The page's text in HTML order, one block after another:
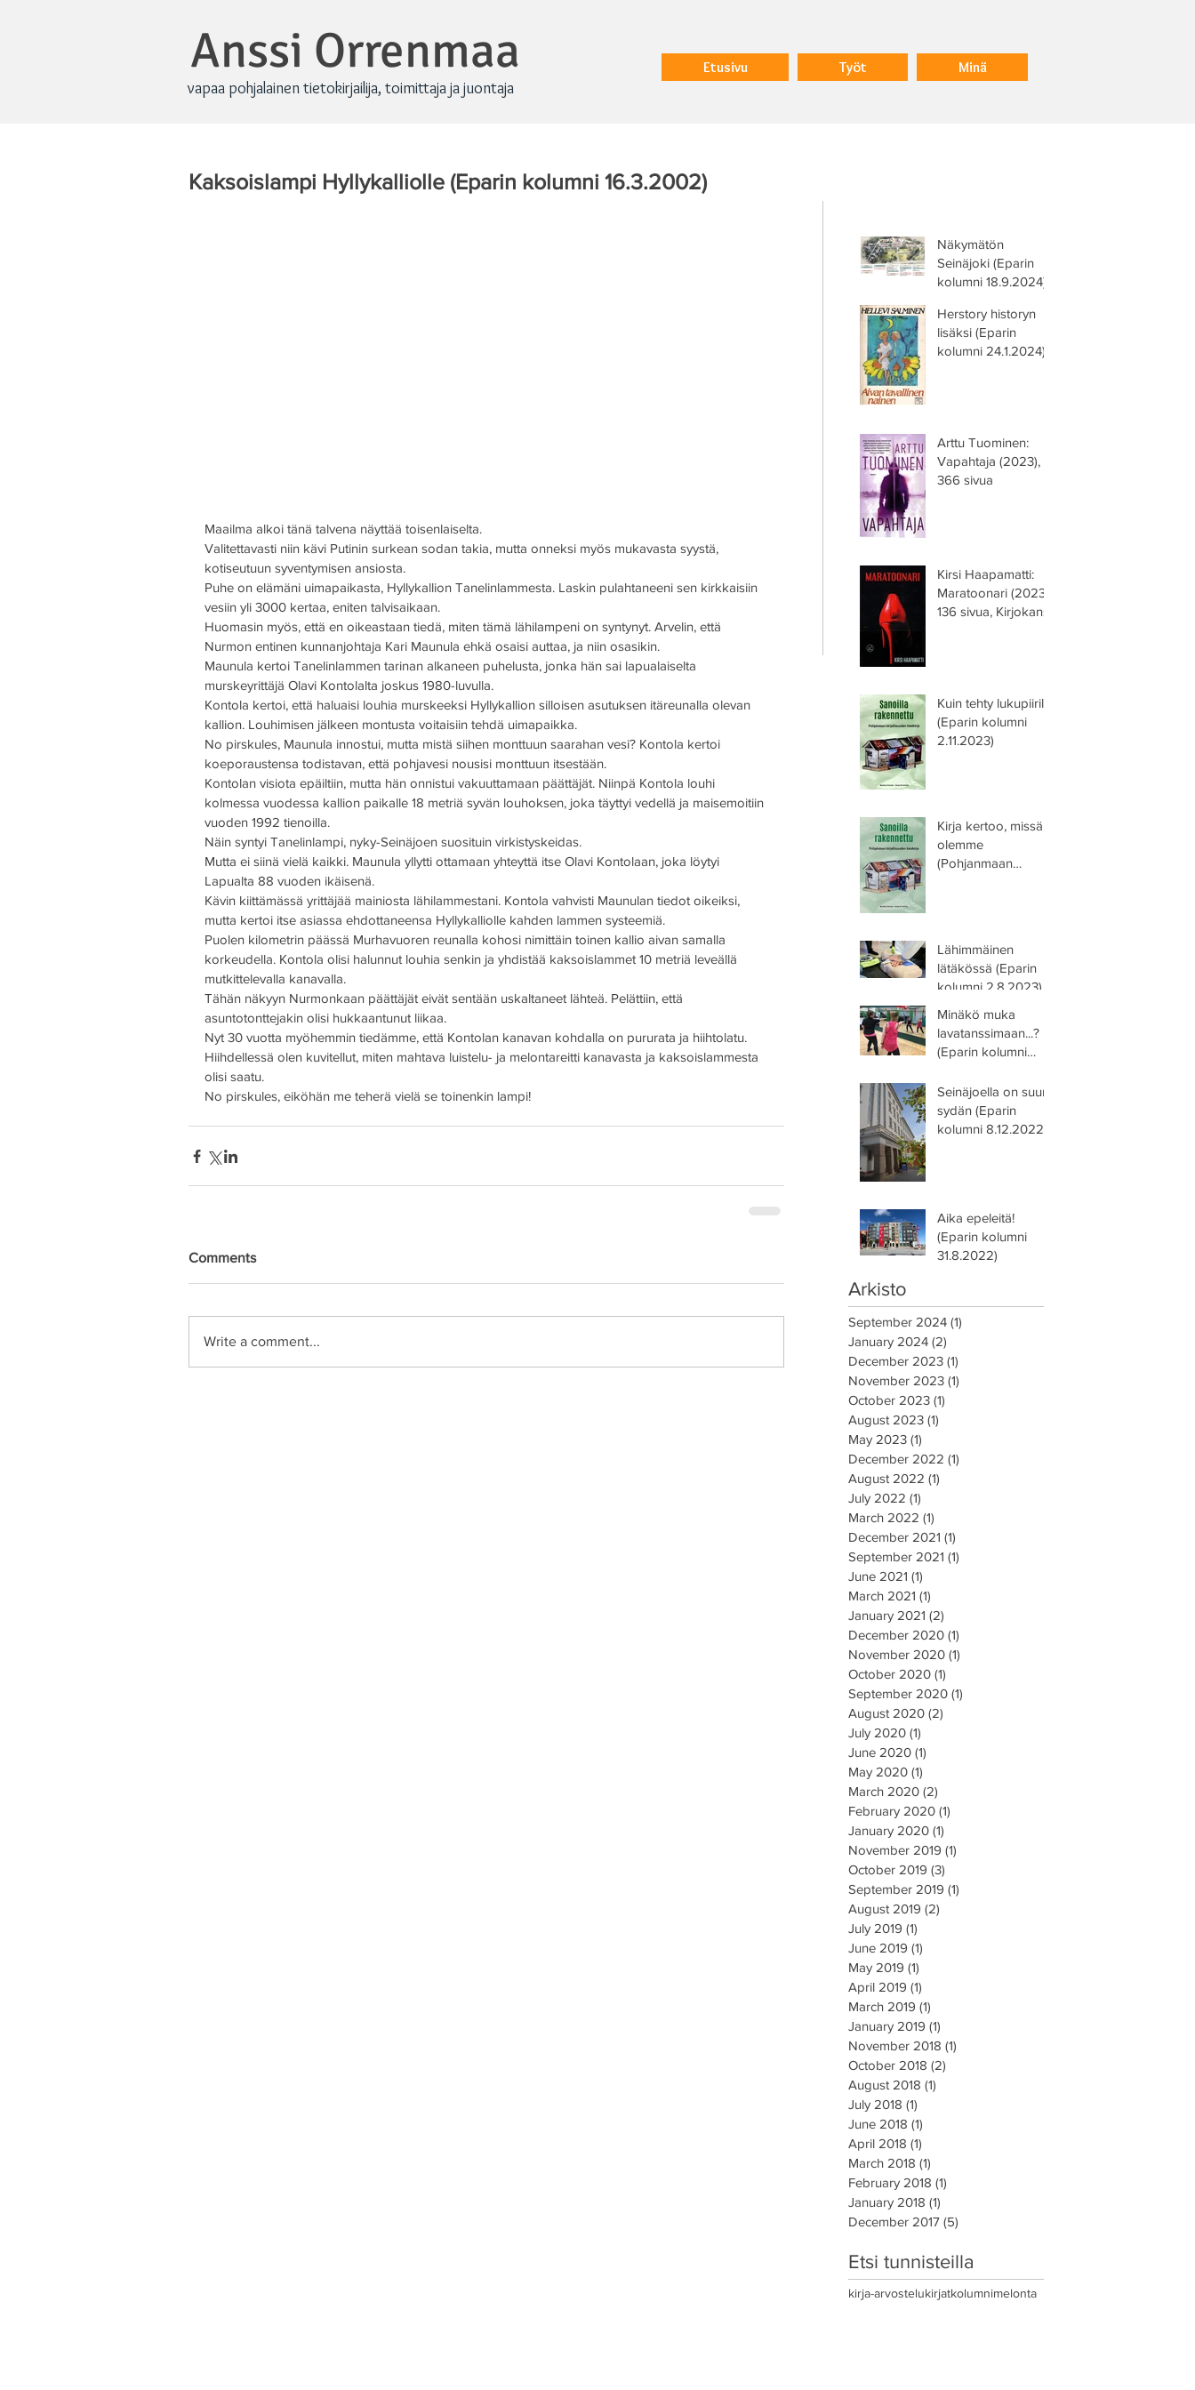
Anssi Orrenmaa
vapaa pohjalainen tietokirjailija, toimittaja ja juontaja
Etusivu Työt Minä
Näkymätön
Seinäjoki (Eparin
kolumni 18.9.2024)
Herstory historyn
lisäksi (Eparin
kolumni 24.1.2024)
Arttu Tuominen:
Vapahtaja (2023),
366 sivua
Kirsi Haapamatti:
Maratoonari (2023),
136 sivua, Kirjokansi
Kuin tehty lukupiirille
(Eparin kolumni
2.11.2023)
Kirja kertoo, missä
olemme
(Pohjanmaan
Lähimmäinen
lätäkössä (Eparin
kolumni 2.8.2023)
Minäkö muka
lavatanssimaan...?
(Eparin kolumni
Seinäjoella on suuri
sydän (Eparin
kolumni 8.12.2022)
Aika epeleitä!
(Eparin kolumni
31.8.2022)
Kaksoislampi Hyllykalliolle (Eparin kolumni 16.3.2002)
Maailma alkoi tänä talvena näyttää toisenlaiselta.
Valitettavasti niin kävi Putinin surkean sodan takia, mutta onneksi myös mukavasta syystä,
kotiseutuun syventymisen ansiosta.
Puhe on elämäni uimapaikasta, Hyllykallion Tanelinlammesta. Laskin pulahtaneeni sen kirkkaisiin
vesiin yli 3000 kertaa, eniten talvisaikaan.
Huomasin myös, että en oikeastaan tiedä, miten tämä lähilampeni on syntynyt. Arvelin, että
Nurmon entinen kunnanjohtaja Kari Maunula ehkä osaisi auttaa, ja niin osasikin.
Maunula kertoi Tanelinlammen tarinan alkaneen puhelusta, jonka hän sai lapualaiselta
murskeyrittäjä Olavi Kontolalta joskus 1980-luvulla.
Kontola kertoi, että haluaisi louhia murskeeksi Hyllykallion silloisen asutuksen itäreunalla olevan
kallion. Louhimisen jälkeen montusta voitaisiin tehdä uimapaikka.
No pirskules, Maunula innostui, mutta mistä siihen monttuun saarahan vesi? Kontola kertoi
koeporaustensa todistavan, että pohjavesi nousisi monttuun itsestään.
Kontolan visiota epäiltiin, mutta hän onnistui vakuuttamaan päättäjät. Niinpä Kontola louhi
kolmessa vuodessa kallion paikalle 18 metriä syvän louhoksen, joka täyttyi vedellä ja maisemoitiin
vuoden 1992 tienoilla.
Näin syntyi Tanelinlampi, nyky-Seinäjoen suosituin virkistyskeidas.
Mutta ei siinä vielä kaikki. Maunula yllytti ottamaan yhteyttä itse Olavi Kontolaan, joka löytyi
Lapualta 88 vuoden ikäisenä.
Kävin kiittämässä yrittäjää mainiosta lähilammestani. Kontola vahvisti Maunulan tiedot oikeiksi,
mutta kertoi itse asiassa ehdottaneensa Hyllykalliolle kahden lammen systeemiä.
Puolen kilometrin päässä Murhavuoren reunalla kohosi nimittäin toinen kallio aivan samalla
korkeudella. Kontola olisi halunnut louhia senkin ja yhdistää kaksoislammet 10 metriä leveällä
mutkittelevalla kanavalla.
Tähän näkyyn Nurmonkaan päättäjät eivät sentään uskaltaneet lähteä. Pelättiin, että
asuntotonttejakin olisi hukkaantunut liikaa.
Nyt 30 vuotta myöhemmin tiedämme, että Kontolan kanavan kohdalla on pururata ja hiihtolatu.
Hiihdellessä olen kuvitellut, miten mahtava luistelu- ja melontareitti kanavasta ja kaksoislammesta
olisi saatu.
No pirskules, eiköhän me teherä vielä se toinenkin lampi!
Comments
Write a comment...
kirja-arvostelukirjatkolumnimelonta
Etsi tunnisteilla
September 2024 (1)
January 2024 (2)
December 2023 (1)
November 2023 (1)
October 2023 (1)
August 2023 (1)
May 2023 (1)
December 2022 (1)
August 2022 (1)
July 2022 (1)
March 2022 (1)
December 2021 (1)
September 2021 (1)
June 2021 (1)
March 2021 (1)
January 2021 (2)
December 2020 (1)
November 2020 (1)
October 2020 (1)
September 2020 (1)
August 2020 (2)
July 2020 (1)
June 2020 (1)
May 2020 (1)
March 2020 (2)
February 2020 (1)
January 2020 (1)
November 2019 (1)
October 2019 (3)
September 2019 (1)
August 2019 (2)
July 2019 (1)
June 2019 (1)
May 2019 (1)
April 2019 (1)
March 2019 (1)
January 2019 (1)
November 2018 (1)
October 2018 (2)
August 2018 (1)
July 2018 (1)
June 2018 (1)
April 2018 (1)
March 2018 (1)
February 2018 (1)
January 2018 (1)
December 2017 (5)
Arkisto